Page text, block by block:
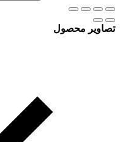
تصاویر محصول